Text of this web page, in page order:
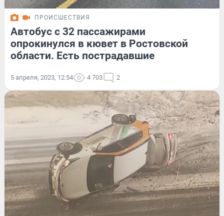
ПРОИСШЕСТВИЯ
Автобус с 32 пассажирами
опрокинулся в кювет в Ростовской
области. Есть пострадавшие
5 апреля, 2023, 12:54 4 703 2